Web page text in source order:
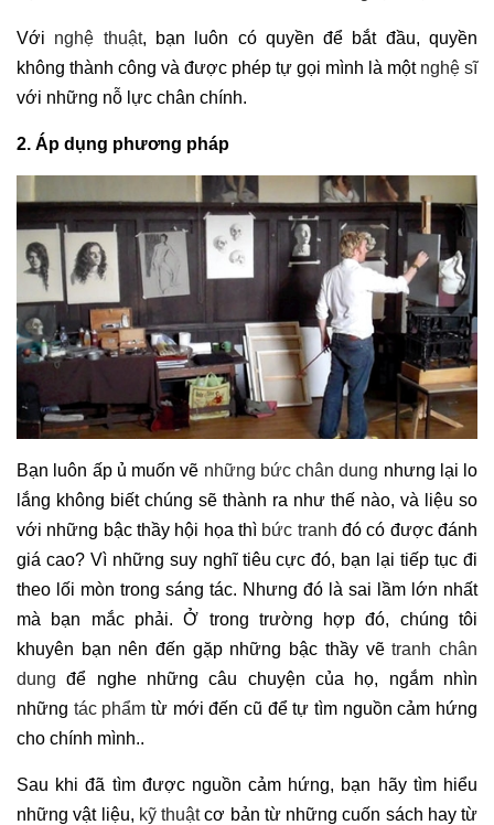
Với nghệ thuật, bạn luôn có quyền để bắt đầu, quyền
không thành công và được phép tự gọi mình là một nghệ sĩ
với những nỗ lực chân chính.
2. Áp dụng phương pháp
Bạn luôn ấp ủ muốn vẽ những bức chân dung nhưng lại lo
lắng không biết chúng sẽ thành ra như thế nào, và liệu so
với những bậc thầy hội họa thì bức tranh đó có được đánh
giá cao? Vì những suy nghĩ tiêu cực đó, bạn lại tiếp tục đi
theo lối mòn trong sáng tác. Nhưng đó là sai lầm lớn nhất
mà bạn mắc phải. Ở trong trường hợp đó, chúng tôi
khuyên bạn nên đến gặp những bậc thầy vẽtranh chân
dung để nghe những câu chuyện của họ, ngắm nhìn
những tác phẩm từ mới đến cũ để tự tìm nguồn cảm hứng
cho chính mình..
Sau khi đã tìm được nguồn cảm hứng, bạn hãy tìm hiểu
những vật liệu, kỹ thuậtcơ bản từ những cuốn sách hay từ